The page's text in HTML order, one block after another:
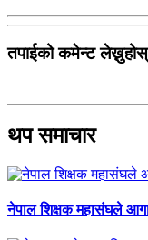
तपाईको कमेन्ट लेख्नुहोस्
थप समाचार
नेपाल शिक्षक महासंघले